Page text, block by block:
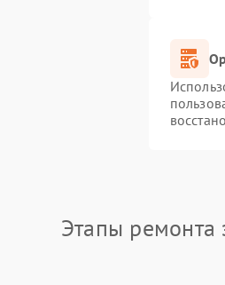
Этапы ремонта